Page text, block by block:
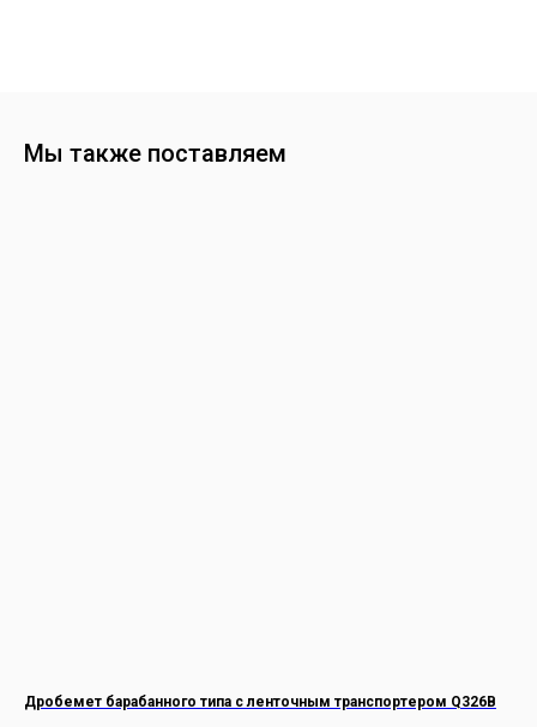
Мы также поставляем
Дробемет барабанного типа с ленточным транспортером Q326B